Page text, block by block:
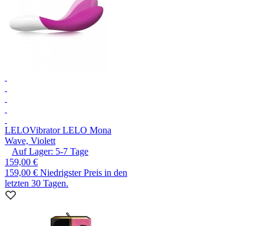
LELOVibrator LELO Mona
Wave, Violett
Auf Lager: 5-7 Tage
159,00 €
159,00 € Niedrigster Preis in den
letzten 30 Tagen.